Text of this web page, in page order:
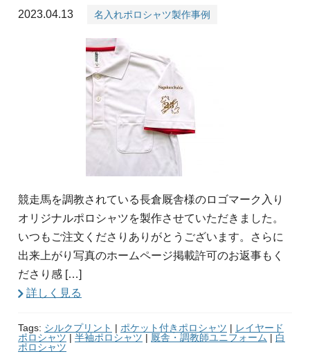
2023.04.13 名入れポロシャツ製作事例
競走馬を調教されている長倉厩舎様のロゴマーク入り
オリジナルポロシャツを製作させていただきました。
いつもご注文くださりありがとうございます。さらに
出来上がり写真のホームページ掲載許可のお返事もく
ださり感 […]
詳しく見る
Tags: シルクプリント | ポケット付きポロシャツ | レイヤード
ポロシャツ | 半袖ポロシャツ | 厩舎・調教師ユニフォーム | 白
ポロシャツ